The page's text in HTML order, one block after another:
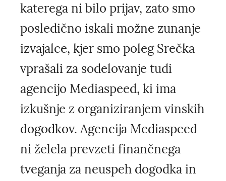
katerega ni bilo prijav, zato smo
posledično iskali možne zunanje
izvajalce, kjer smo poleg Srečka
vprašali za sodelovanje tudi
agencijo Mediaspeed, ki ima
izkušnje z organiziranjem vinskih
dogodkov. Agencija Mediaspeed
ni želela prevzeti finančnega
tveganja za neuspeh dogodka in